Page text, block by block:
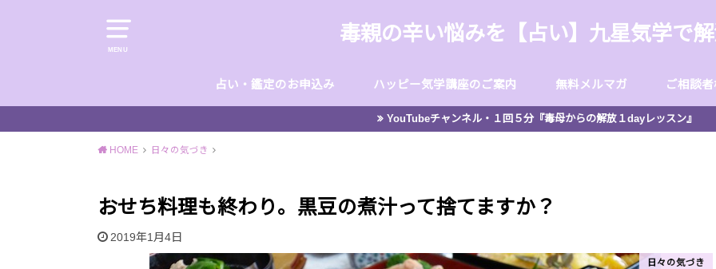
MENU
毒親の辛い悩みを【占い】九星気学で
占い・鑑定のお申込み ハッピー気学講座のご案内 無料メルマガ
【毒親に左右されない！幸せの
【なかゆめ堂の開運だより】
ご相談
YouTubeチャンネル・１回５分『毒母からの解放１dayレッスン』
HOME 日々の気づき
おせち料理も終わり。黒豆の煮汁って捨てますか？
2019年1月4日
日々の気づき